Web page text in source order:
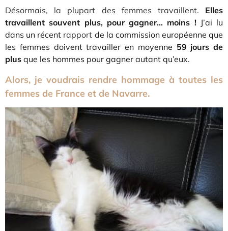
Désormais, la plupart des femmes travaillent. Elles
travaillent souvent plus, pour gagner… moins !J’ai lu
dans un récent rapport de la commission européenne que
les femmes doivent travailler en moyenne 59 jours de
plus que les hommes pour gagner autant qu’eux.
Alors, je voudrais rendre hommage à toutes les
femmes de France et de Navarre.